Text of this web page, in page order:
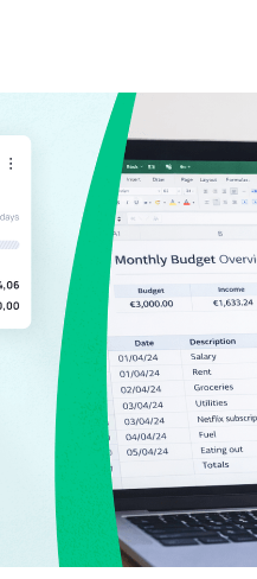
vragen aan jouw
financiële assistent.